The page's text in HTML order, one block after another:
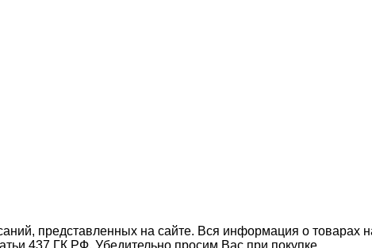
представленных на сайте. Вся информация о товарах
437 ГК РФ. Убедительно просим Вас при покупке